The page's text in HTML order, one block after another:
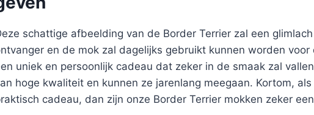
schattige afbeelding van de Border Terrier zal een
en de mok zal dagelijks gebruikt kunnen worden
uniek en persoonlijk cadeau dat zeker in de smaak zal
hoge kwaliteit en kunnen ze jarenlang meegaan. Kortom,
cadeau, dan zijn onze Border Terrier mokken zeker